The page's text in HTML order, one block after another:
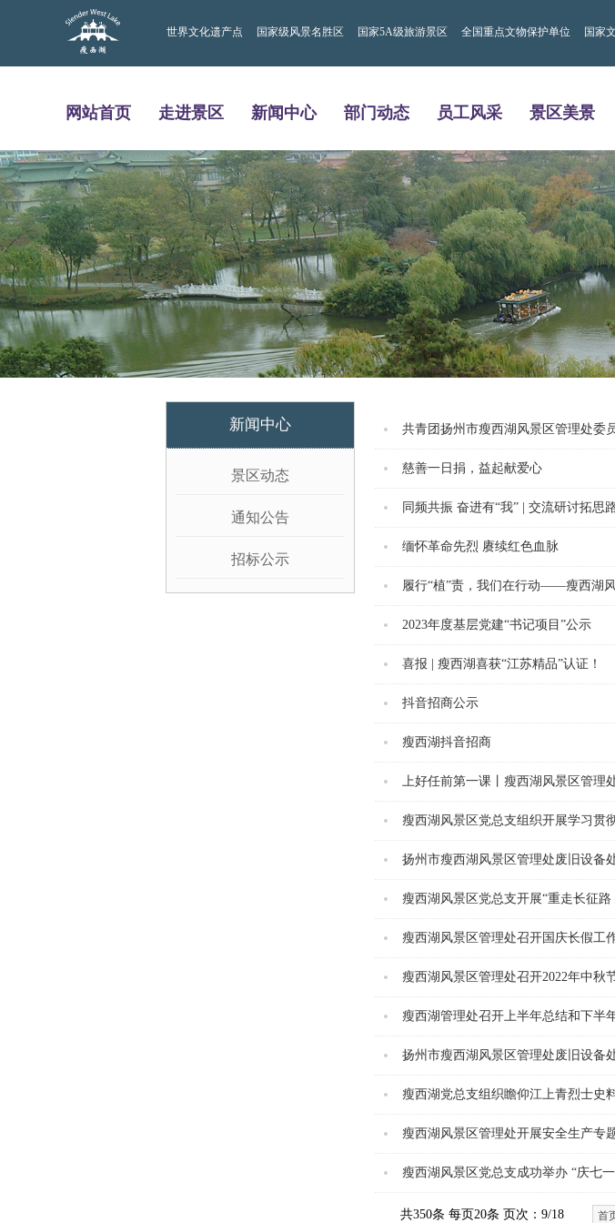
世界文化遗产点 国家级风景名胜区 国家5A级旅游景区 全国重点文物保护单位 国家
网站首页 走进景区 新闻中心 部门动态 员工风采 景区美景
新闻中心
景区动态
通知公告
招标公示
共青团扬州市瘦西湖风景区管理处委
慈善一日捐，益起献爱心
同频共振 奋进有“我” | 交流研讨拓思
缅怀革命先烈 赓续红色血脉
履行“植”责，我们在行动——瘦西湖
2023年度基层党建“书记项目”公示
喜报 | 瘦西湖喜获“江苏精品”认证！
抖音招商公示
瘦西湖抖音招商
上好任前第一课丨瘦西湖风景区管理
瘦西湖风景区党总支组织开展学习贯
扬州市瘦西湖风景区管理处废旧设备
瘦西湖风景区党总支开展“重走长征
瘦西湖风景区管理处召开国庆长假工
瘦西湖风景区管理处召开2022年中秋
瘦西湖管理处召开上半年总结和下半
扬州市瘦西湖风景区管理处废旧设备
瘦西湖党总支组织瞻仰江上青烈士史
瘦西湖风景区管理处开展安全生产专
瘦西湖风景区党总支成功举办 “庆七
共350条 每页20条 页次：9/18 首